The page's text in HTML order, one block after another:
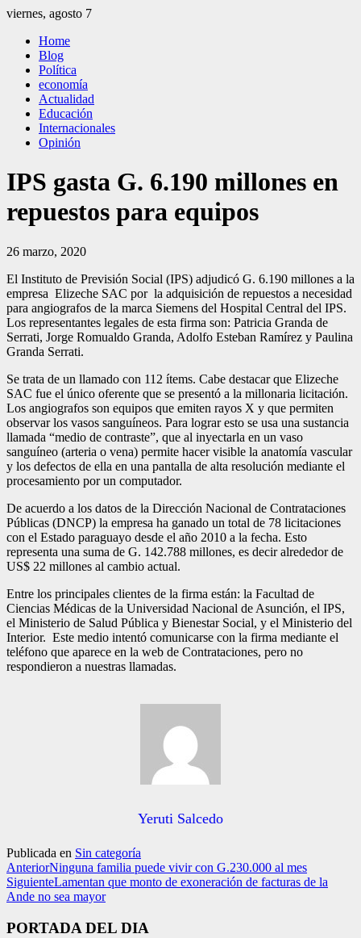
Saltar
contenido
viernes, agosto 7
El Independiente
El independiente Libre y Transparente
Home
Blog
Política
economía
Actualidad
Educación
Internacionales
Opinión
IPS gasta G. 6.190 millones en
repuestos para equipos
26 marzo, 2020
El Instituto de Previsión Social (IPS) adjudicó G. 6.190 millones a la
empresa Elizeche SAC por la adquisición de repuestos a necesidad
para angiografos de la marca Siemens del Hospital Central del IPS.
Los representantes legales de esta firma son: Patricia Granda de
Serrati, Jorge Romualdo Granda, Adolfo Esteban Ramírez y Paulina
Granda Serrati.
Se trata de un llamado con 112 ítems. Cabe destacar que Elizeche
SAC fue el único oferente que se presentó a la millonaria licitación.
Los angiografos son equipos que emiten rayos X y que permiten
observar los vasos sanguíneos. Para lograr esto se usa una sustancia
llamada “medio de contraste”, que al inyectarla en un vaso
sanguíneo (arteria o vena) permite hacer visible la anatomía vascular
y los defectos de ella en una pantalla de alta resolución mediante el
procesamiento por un computador.
De acuerdo a los datos de la Dirección Nacional de Contrataciones
Públicas (DNCP) la empresa ha ganado un total de 78 licitaciones
con el Estado paraguayo desde el año 2010 a la fecha. Esto
representa una suma de G. 142.788 millones, es decir alrededor de
US$ 22 millones al cambio actual.
Entre los principales clientes de la firma están: la Facultad de
Ciencias Médicas de la Universidad Nacional de Asunción, el IPS,
el Ministerio de Salud Pública y Bienestar Social, y el Ministerio del
Interior. Este medio intentó comunicarse con la firma mediante el
teléfono que aparece en la web de Contrataciones, pero no
respondieron a nuestras llamadas.
Yeruti Salcedo
Publicada en Sin categoría
AnteriorNinguna familia puede vivir con G.230.000 al mes
SiguienteLamentan que monto de exoneración de facturas de la
Ande no sea mayor
PORTADA DEL DIA